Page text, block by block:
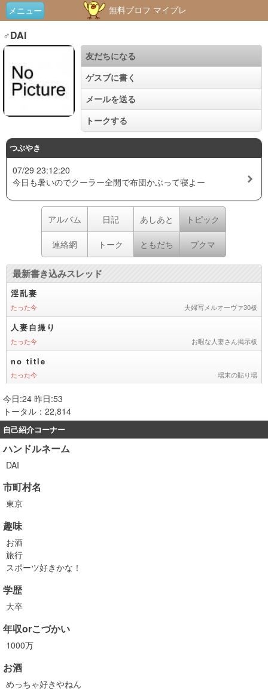
メニュー 無料プロフ マイプレ
♂DAI
友だちになる
ゲスブに書く
メールを送る
トークする
つぶやき
07/29 23:12:20
今日も暑いのでクーラー全開で布団かぶって寝よー
アルバム 日記 あしあと トピック
連絡網 トーク ともだち ブクマ
今日:24 昨日:53
トータル：22,814
自己紹介コーナー
ハンドルネーム
DAI
市町村名
東京
趣味
お酒
旅行
スポーツ好きかな！
学歴
大卒
年収orこづかい
1000万
お酒
めっちゃ好きやねん